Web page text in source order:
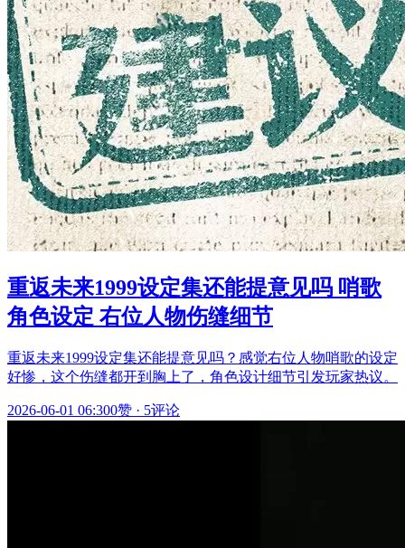
重返未来1999设定集还能提意见吗 哨歌
角色设定 右位人物伤缝细节
重返未来1999设定集还能提意见吗？感觉右位人物哨歌的设定
好惨，这个伤缝都开到胸上了，角色设计细节引发玩家热议。
2026-06-01 06:300赞 · 5评论